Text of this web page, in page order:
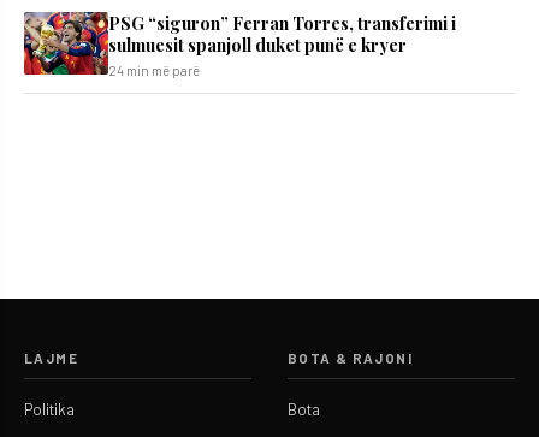
PSG “siguron” Ferran Torres, transferimi i
sulmuesit spanjoll duket punë e kryer
24 min më parë
LAJME
Politika
BOTA & RAJONI
Bota